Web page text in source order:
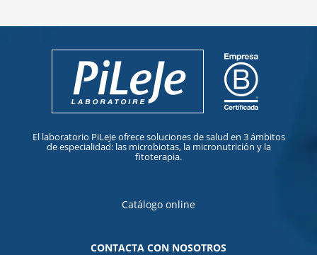
El laboratorio PiLeJe ofrece soluciones de salud en 3 ámbitos
de especialidad: las microbiotas, la micronutrición y la
fitoterapia.
Catálogo online
CONTACTA CON NOSOTROS